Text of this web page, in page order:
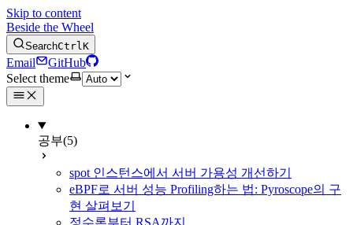
Skip to content
Beside the Wheel
SearchCtrlK
Email
GitHub
Select theme
공부(5)
spot 인스턴스에서 서버 가용성 개선하기
eBPF로 서버 성능 Profiling하는 법: Pyroscope의 구
현 살펴보기
정수론부터 RSA까지